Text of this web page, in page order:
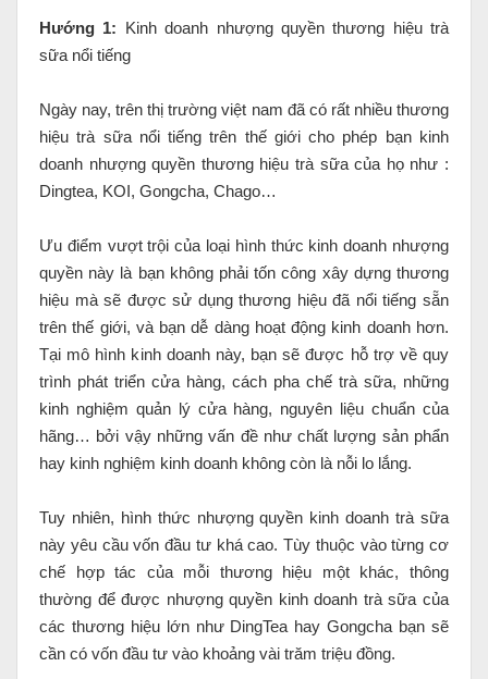
Hướng 1: Kinh doanh nhượng quyền thương hiệu trà
sữa nổi tiếng
Ngày nay, trên thị trường việt nam đã có rất nhiều thương
hiệu trà sữa nổi tiếng trên thế giới cho phép bạn kinh
doanh nhượng quyền thương hiệu trà sữa của họ như :
Dingtea, KOI, Gongcha, Chago…
Ưu điểm vượt trội của loại hình thức kinh doanh nhượng
quyền này là bạn không phải tốn công xây dựng thương
hiệu mà sẽ được sử dụng thương hiệu đã nổi tiếng sẵn
trên thế giới, và bạn dễ dàng hoạt động kinh doanh hơn.
Tại mô hình kinh doanh này, bạn sẽ được hỗ trợ về quy
trình phát triển cửa hàng, cách pha chế trà sữa, những
kinh nghiệm quản lý cửa hàng, nguyên liệu chuẩn của
hãng… bởi vậy những vấn đề như chất lượng sản phẩn
hay kinh nghiệm kinh doanh không còn là nỗi lo lắng.
Tuy nhiên, hình thức nhượng quyền kinh doanh trà sữa
này yêu cầu vốn đầu tư khá cao. Tùy thuộc vào từng cơ
chế hợp tác của mỗi thương hiệu một khác, thông
thường để được nhượng quyền kinh doanh trà sữa của
các thương hiệu lớn như DingTea hay Gongcha bạn sẽ
cần có vốn đầu tư vào khoảng vài trăm triệu đồng.